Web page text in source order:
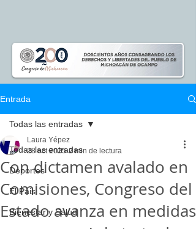
Entrada
Todas las entradas
Deportes
El Pais
Bienestar y Salud
Todas las entradas
Con dictamen avalado en
Comisiones, Congreso del
Estado avanza en medidas
Laura Yépez
28 oct 2025 2 min de lectura